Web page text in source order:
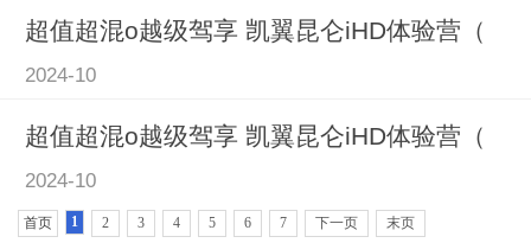
超值超混o越级驾享 凯翼昆仑iHD体验营（
2024-10
超值超混o越级驾享 凯翼昆仑iHD体验营（
2024-10
首页 1 2 3 4 5 6 7 下一页 末页